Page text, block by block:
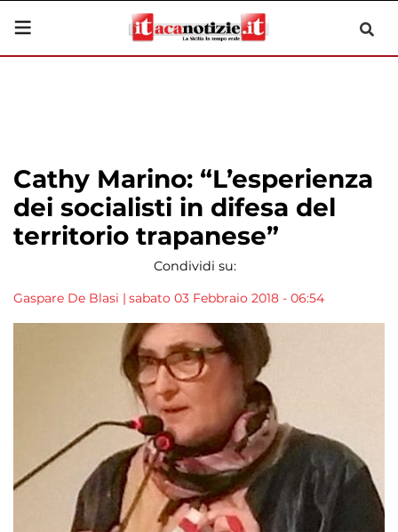
Cathy Marino: “L’esperienza
dei socialisti in difesa del
territorio trapanese”
Condividi su:
Gaspare De Blasi | sabato 03 Febbraio 2018 - 06:54